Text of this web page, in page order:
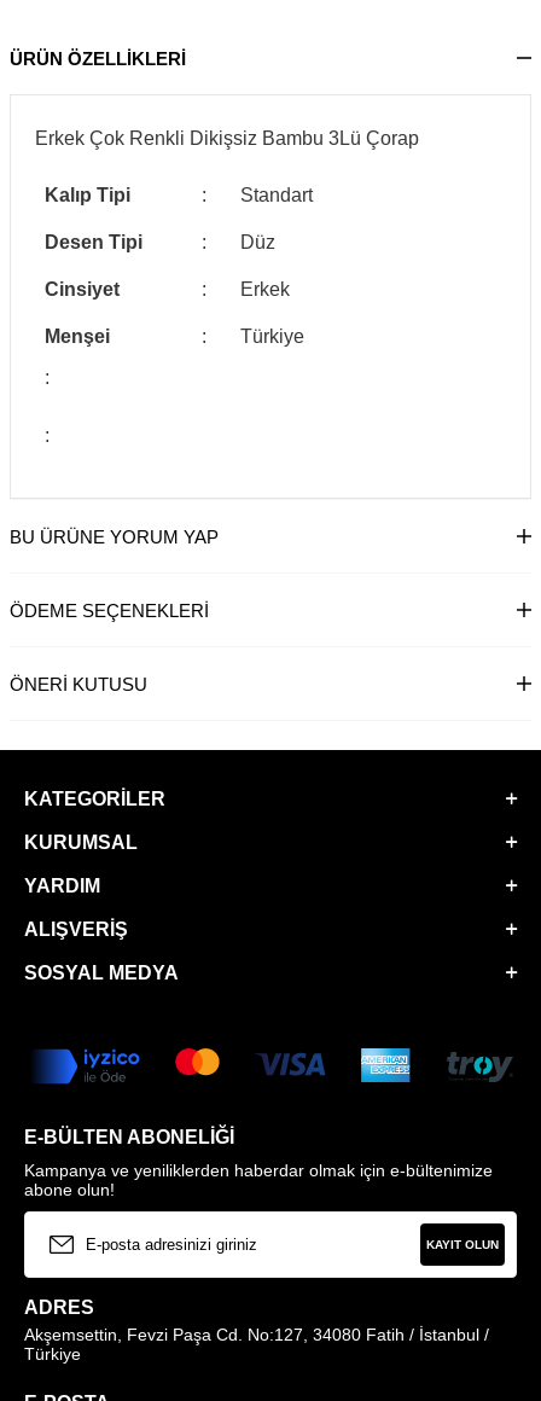
ÜRÜN ÖZELLİKLERİ
Erkek Çok Renkli Dikişsiz Bambu 3Lü Çorap
Kalıp Tipi : Standart
Desen Tipi : Düz
Cinsiyet : Erkek
Menşei :
Türkiye
:
:
BU ÜRÜNE YORUM YAP
ÖDEME SEÇENEKLERI
ÖNERI KUTUSU
KATEGORILER
KURUMSAL
YARDIM
ALIŞVERIŞ
SOSYAL MEDYA
E-BÜLTEN ABONELIĞI
Kampanya ve yeniliklerden haberdar olmak için e-bültenimize
abone olun!
KAYIT OLUN
ADRES
Akşemsettin, Fevzi Paşa Cd. No:127, 34080 Fatih / İstanbul /
Türkiye